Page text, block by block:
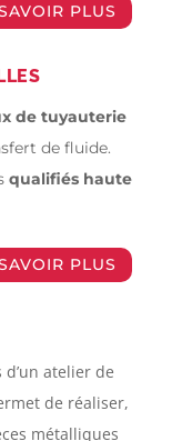
PLUS
de tuyauterie
de fluide.
qualifiés haute
PLUS
atelier de
de réaliser,
métalliques